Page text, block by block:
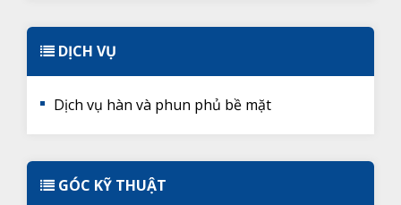
DỊCH VỤ
Dịch vụ hàn và phun phủ bề mặt
GÓC KỸ THUẬT